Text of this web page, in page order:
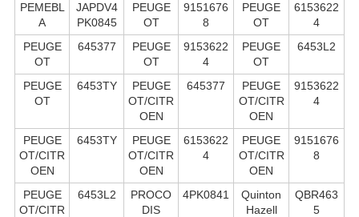
PEMEBL
A
JAPDV4
PK0845
PEUGE
OT
9151676
8
PEUGE
OT
6153622
4
PEUGE
OT
645377
PEUGE
OT
9153622
4
PEUGE
OT
6453L2
PEUGE
OT
6453TY
PEUGE
OT/CITR
OEN
645377
PEUGE
OT/CITR
OEN
9153622
4
PEUGE
OT/CITR
OEN
6453TY
PEUGE
OT/CITR
OEN
6153622
4
PEUGE
OT/CITR
OEN
9151676
8
PEUGE
OT/CITR
6453L2
PROCO
DIS
4PK0841
Quinton
Hazell
QBR463
5